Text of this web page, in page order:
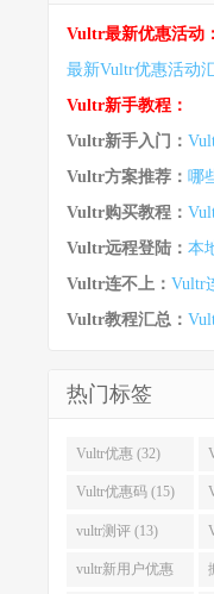
Vultr最新优惠活动：
最新Vultr优惠活动
Vultr新手教程：
Vultr新手入门：
Vultr方案推荐： 哪
Vultr购买教程：
Vultr远程登陆： 本
Vultr连不上： Vultr
Vultr教程汇总：
热门标签
Vultr优惠 (32)
Vultr优惠码 (15)
vultr测评 (13)
vultr新用户优惠